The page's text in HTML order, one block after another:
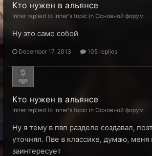
Кто нужен в альянсе
Inner replied to Inner's topic in Основной форум
Ну это само собой
December 17, 2013 105 replies
Кто нужен в альянсе
Inner replied to Inner's topic in Основной форум
Ну я тему в пвп разделе создавал,
уточнял. Пве в классике, думаю, меня
заинтересует